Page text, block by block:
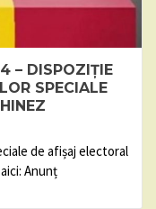
– DISPOZIȚIE
SPECIALE
de afișaj electoral
Anunț